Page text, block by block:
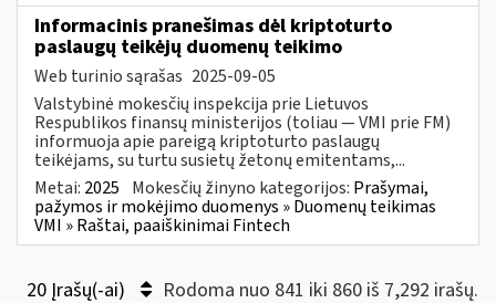
Informacinis pranešimas dėl kriptoturto
paslaugų teikėjų duomenų teikimo
Web turinio sąrašas 2025-09-05
Valstybinė mokesčių inspekcija prie Lietuvos
Respublikos finansų ministerijos (toliau — VMI prie FM)
informuoja apie pareigą kriptoturto paslaugų
teikėjams, su turtu susietų žetonų emitentams,...
Metai: 2025 Mokesčių žinyno kategorijos: Prašymai,
pažymos ir mokėjimo duomenys » Duomenų teikimas
VMI » Raštai, paaiškinimai Fintech
20 Įrašų(-ai) Rodoma nuo 841 iki 860 iš 7,292 irašų.